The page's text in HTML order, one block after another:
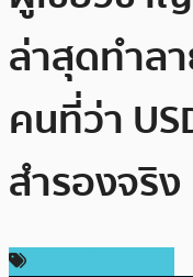
ล่าสุดทำล
คนที่ว่า
สำรองจริง